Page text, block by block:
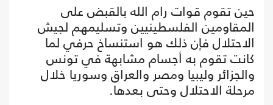
حين تقوم قوات رام الله بالقبض على
المقاومين الفلسطينيين وتسليمهم لجيش
الاحتلال فإن ذلك هو استنساخ حرفي لما
كانت تقوم به أجسام مشابهة في تونس
والجزائر وليبيا ومصر والعراق وسوريا خلال
مرحلة الاحتلال وحتى بعدها.